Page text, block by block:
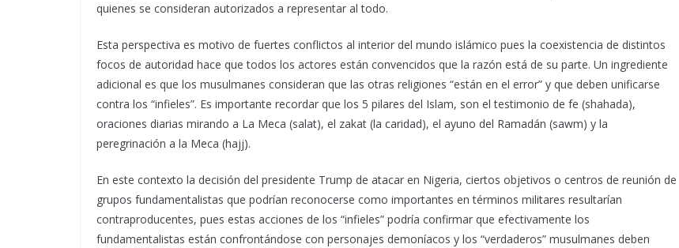
quienes se consideran autorizados a representar al todo.
Esta perspectiva es motivo de fuertes conflictos al interior del mundo islámico pues la coexistencia de distintos
focos de autoridad hace que todos los actores están convencidos que la razón está de su parte. Un ingrediente
adicional es que los musulmanes consideran que las otras religiones “están en el error” y que deben unificarse
contra los “infieles”. Es importante recordar que los 5 pilares del Islam, son el testimonio de fe (shahada),
oraciones diarias mirando a La Meca (salat), el zakat (la caridad), el ayuno del Ramadán (sawm) y la
peregrinación a la Meca (hajj).
En este contexto la decisión del presidente Trump de atacar en Nigeria, ciertos objetivos o centros de reunión de
grupos fundamentalistas que podrían reconocerse como importantes en términos militares resultarían
contraproducentes, pues estas acciones de los “infieles” podría confirmar que efectivamente los
fundamentalistas están confrontándose con personajes demoníacos y los “verdaderos” musulmanes deben